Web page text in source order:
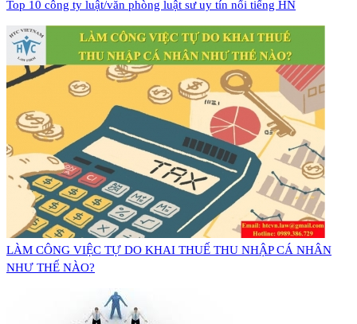
Top 10 công ty luật/văn phòng luật sư uy tín nổi tiếng HN
LÀM CÔNG VIỆC TỰ DO KHAI THUẾ THU NHẬP CÁ NHÂN
NHƯ THẾ NÀO?